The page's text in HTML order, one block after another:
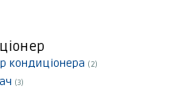
кондиціонера (2)
(3)